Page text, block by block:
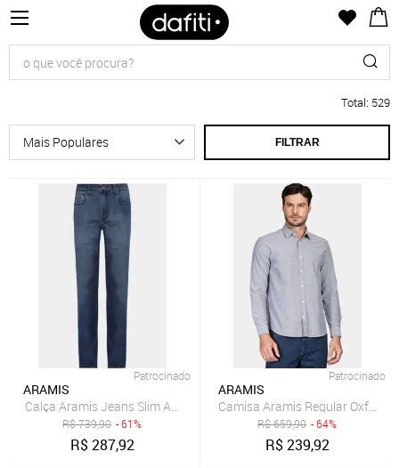
Total: 529
FILTRAR
Patrocinado
ARAMIS
Calça Aramis Jeans Slim Azul Escuro Azul Escuro
R$739,90 - 61%
R$287,92
Patrocinado
ARAMIS
Camisa Aramis Regular Oxford
R$659,90 - 64%
R$239,92